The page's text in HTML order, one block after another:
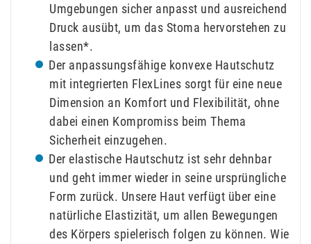
Umgebungen sicher anpasst und ausreichend
Druck ausübt, um das Stoma hervorstehen zu
lassen*.
Der anpassungsfähige konvexe Hautschutz
mit integrierten FlexLines sorgt für eine neue
Dimension an Komfort und Flexibilität, ohne
dabei einen Kompromiss beim Thema
Sicherheit einzugehen.
Der elastische Hautschutz ist sehr dehnbar
und geht immer wieder in seine ursprüngliche
Form zurück. Unsere Haut verfügt über eine
natürliche Elastizität, um allen Bewegungen
des Körpers spielerisch folgen zu können. Wie